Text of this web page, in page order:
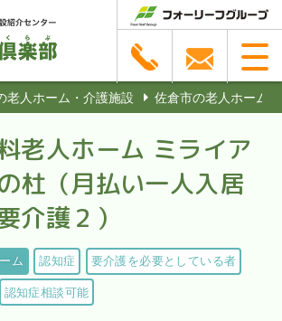
老人ホーム・介護施設 佐倉市の老人ホーム
老人ホーム ミライア
杜（月払い一人入居
介護２）
ム 認知症 要介護を必要としている者
認知症相談可能